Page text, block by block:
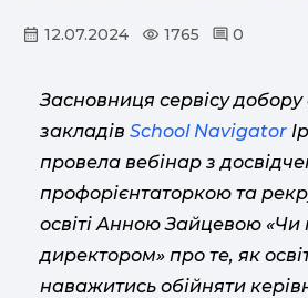
12.07.2024 1765 0
Засновниця сервісу добору
закладів School Navіgator
провела вебінар з
профорієнтаторкою та
освіті Анною Зайцевою «Чи
директором» про те, як
наважитись обійняти